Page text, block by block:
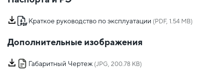
Краткое руководство по эксплуатации (PDF, 1.54 MB)
Дополнительные изображения
Габаритный Чертеж (JPG, 200.78 KB)